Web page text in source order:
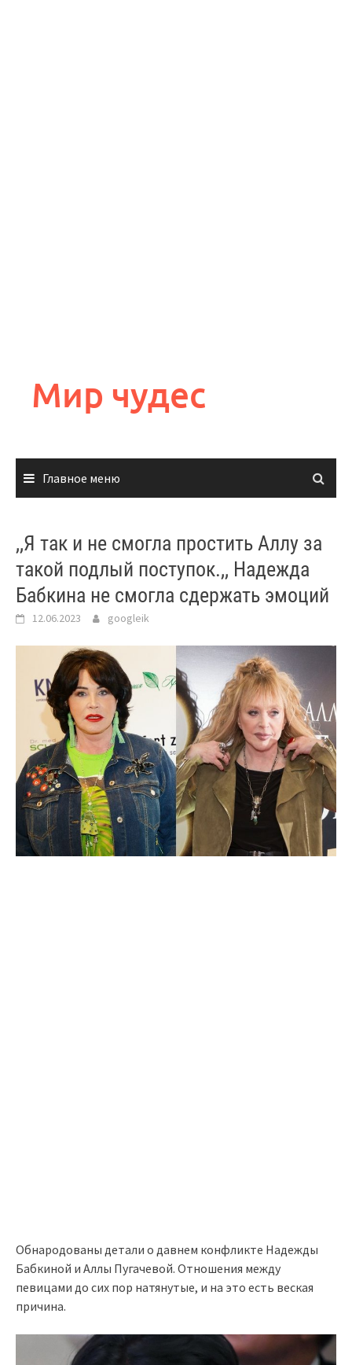
содержимому
Мир чудес
Главное меню
,,Я так и не смогла простить Аллу за
такой подлый поступок.,, Надежда
Бабкина не смогла сдержать эмоций
12.06.2023 googleik
Обнародованы детали о давнем конфликте Надежды
Бабкиной и Аллы Пугачевой. Отношения между
певицами до сих пор натянутые, и на это есть веская
причина.